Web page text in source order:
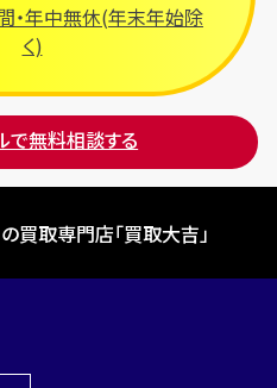
・年中無休(年末年始除
く)
で無料相談する
買取専門店「買取大吉」